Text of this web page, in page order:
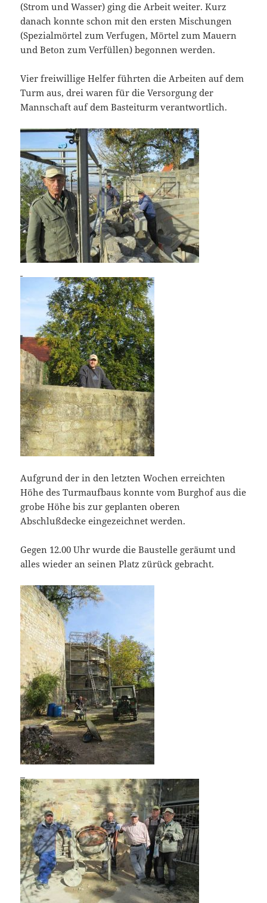
(Strom und Wasser) ging die Arbeit weiter. Kurz
danach konnte schon mit den ersten Mischungen
(Spezialmörtel zum Verfugen, Mörtel zum Mauern
und Beton zum Verfüllen) begonnen werden.
Vier freiwillige Helfer führten die Arbeiten auf dem
Turm aus, drei waren für die Versorgung der
Mannschaft auf dem Basteiturm verantwortlich.
Aufgrund der in den letzten Wochen erreichten
Höhe des Turmaufbaus konnte vom Burghof aus die
grobe Höhe bis zur geplanten oberen
Abschlußdecke eingezeichnet werden.
Gegen 12.00 Uhr wurde die Baustelle geräumt und
alles wieder an seinen Platz zürück gebracht.